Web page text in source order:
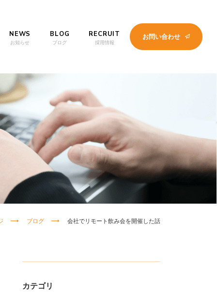
NEWS
お知らせ
BLOG
ブログ
RECRUIT
採用情報
お問い合わせ
ブログ 会社でリモート飲み会を開催した話
カテゴリ